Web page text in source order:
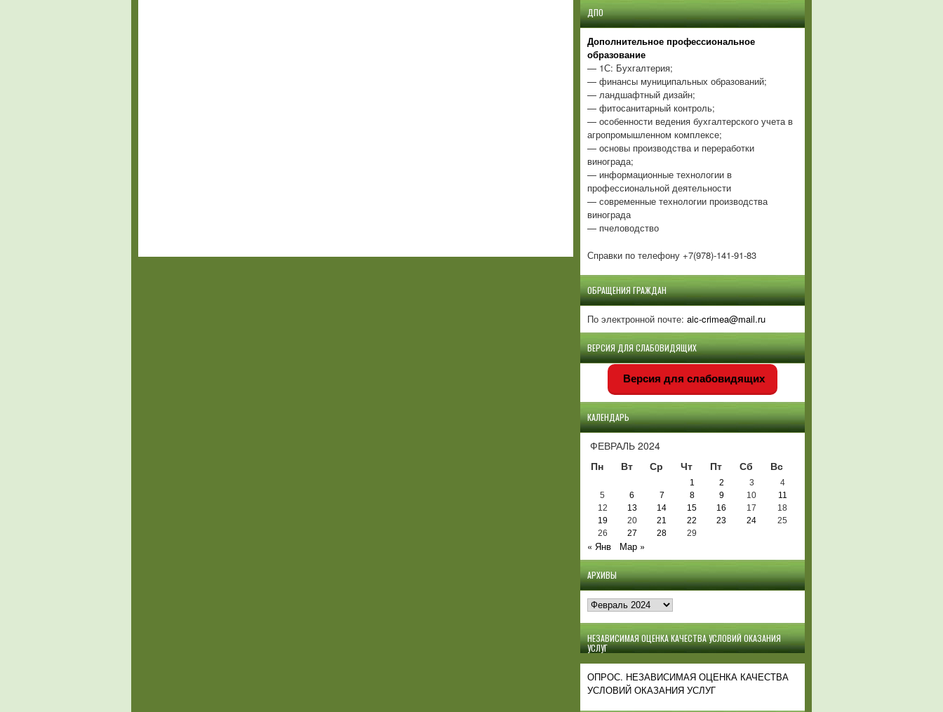
ДПО
Дополнительное профессиональное
образование
— 1С: Бухгалтерия;
— финансы муниципальных образований;
— ландшафтный дизайн;
— фитосанитарный контроль;
— особенности ведения бухгалтерского учета в
агропромышленном комплексе;
— основы производства и переработки
винограда;
— информационные технологии в
профессиональной деятельности
— современные технологии производства
винограда
— пчеловодство
Справки по телефону +7(978)-141-91-83
ОБРАЩЕНИЯ ГРАЖДАН
По электронной почте: aic-crimea@mail.ru
ВЕРСИЯ ДЛЯ СЛАБОВИДЯЩИХ
Версия для слабовидящих
КАЛЕНДАРЬ
ФЕВРАЛЬ 2024
Пн
Вт Ср Чт Пт Сб Вс
1 2 3
4
5
6 7 8 9 10
11
12
13 14 15 16 17
18
19
20 21 22 23 24
25
26
27 28 29
« Янв Мар »
АРХИВЫ
Архивы
НЕЗАВИСИМАЯ ОЦЕНКА КАЧЕСТВА УСЛОВИЙ ОКАЗАНИЯ
УСЛУГ
ОПРОС. НЕЗАВИСИМАЯ ОЦЕНКА КАЧЕСТВА
УСЛОВИЙ ОКАЗАНИЯ УСЛУГ